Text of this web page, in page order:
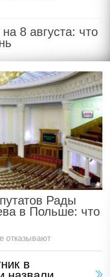
8 августа: что
Рады
в Польше: что
отказывают
в